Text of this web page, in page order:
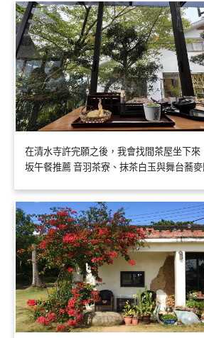
在清水寺許完願之後，我會找間茶屋坐下來
坂午餐推薦 音羽茶寮、抹茶白玉與舞台蕎